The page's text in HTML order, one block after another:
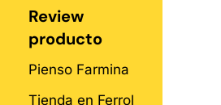
Review
producto
Pienso Farmina
Tienda en Ferrol